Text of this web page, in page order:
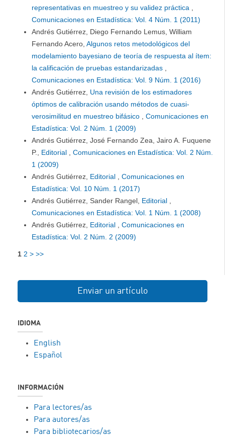
representativas en muestreo y su validez práctica
Comunicaciones en Estadística: Vol. 4 Núm. 1 (2011)
Andrés Gutiérrez, Diego Fernando Lemus, William
Fernando Acero, Algunos retos metodológicos del
modelamiento bayesiano de teoría de respuesta al ítem:
la calificación de pruebas estandarizadas
Comunicaciones en Estadística: Vol. 9 Núm. 1 (2016)
Andrés Gutiérrez, Una revisión de los estimadores
óptimos de calibración usando métodos de cuasi-
verosimilitud en muestreo bifásico
Comunicaciones en
Estadística: Vol. 2 Núm. 1 (2009)
Andrés Gutiérrez, José Fernando Zea, Jairo A. Fuquene
P., Editorial
Comunicaciones en Estadística: Vol. 2 Núm.
1 (2009)
Andrés Gutiérrez, Editorial
Comunicaciones en
Estadística: Vol. 10 Núm. 1 (2017)
Andrés Gutiérrez, Sander Rangel, Editorial
Comunicaciones en Estadística: Vol. 1 Núm. 1 (2008)
Andrés Gutiérrez, Editorial
Comunicaciones en
Estadística: Vol. 2 Núm. 2 (2009)
1 2 > >>
Enviar un artículo
IDIOMA
English
Español
INFORMACIÓN
Para lectores/as
Para autores/as
Para bibliotecarios/as